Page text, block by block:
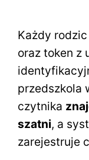
Każdy
oraz token z
przedszkola
czytnika
szatni, a
zarejestruje